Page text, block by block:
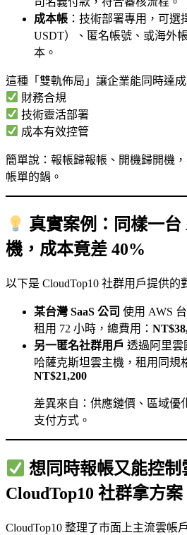
成本帳 ：技術部署專用，可選
USDT）、匿名帳號、或海外
本。
這種「雙軌佈局」讓企業能同時達成
財務合規
技術靈活部署
成本有效控管
簡單說：報帳歸報帳、開機歸開機
帳單的鍋。
真實案例：同樣一台
機，成本竟差 40%
以下是 CloudTop10 社群用戶提供的
某台灣 SaaS 公司 使用 AWS
租用 72 小時，總費用：
另一匿名社群用戶 透過阿里雲
哈薩克斯坦雲主機，租用同規
NT$21,200
差異來自：供應鏈價、區域優
支付方式。
想同時報帳又能控
CloudTop10 社群拿方案
CloudTop10 整理了市面上主流雲帳